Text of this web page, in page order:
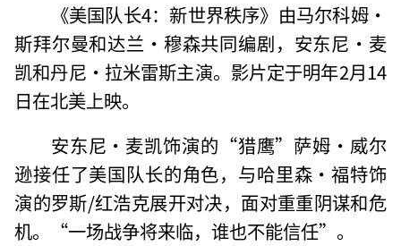
《美国队长4：新世界秩序》由马尔科姆·
斯拜尔曼和达兰·穆森共同编剧，安东尼·麦
凯和丹尼·拉米雷斯主演。影片定于明年2月14
日在北美上映。
安东尼·麦凯饰演的“猎鹰”萨姆·威尔
逊接任了美国队长的角色，与哈里森·福特饰
演的罗斯/红浩克展开对决，面对重重阴谋和危
机。“一场战争将来临，谁也不能信任”。